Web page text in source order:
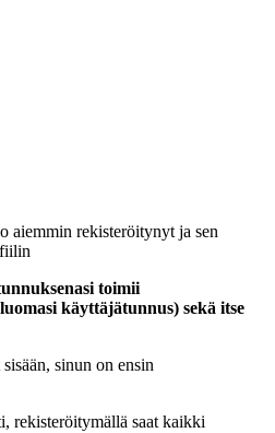
aiemmin rekisteröitynyt ja sen
toimii
käyttäjätunnus) sekä itse
sinun on ensin
rekisteröitymällä saat kaikki